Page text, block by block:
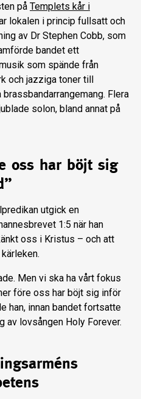
på Templets kår i
lokalen i princip fullsatt och
av Dr Stephen Cobb, som
bandet ett
som spände från
och jazziga toner till
Flera
solon, bland annat på
oss har böjt sig
utgick en
1:5 när han
oss i Kristus – och att
Men vi ska ha vårt fokus
före oss har böjt sig inför
han, innan bandet fortsatte
av lovsången Holy Forever.